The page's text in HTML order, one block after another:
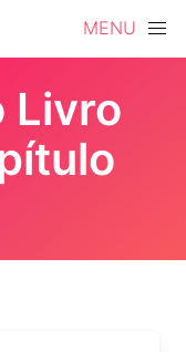
MENU
Livro